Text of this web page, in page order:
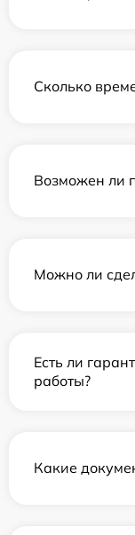
Сколько
Возможен ли
Можно ли
Есть ли
работы?
Какие